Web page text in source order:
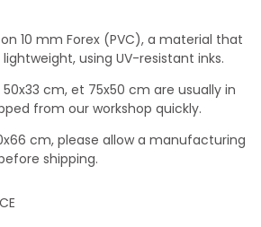
10 mm Forex (PVC), a material that
using UV-resistant inks.
50x33 cm, et 75x50 cm are usually in
from our workshop quickly.
cm, please allow a manufacturing
shipping.